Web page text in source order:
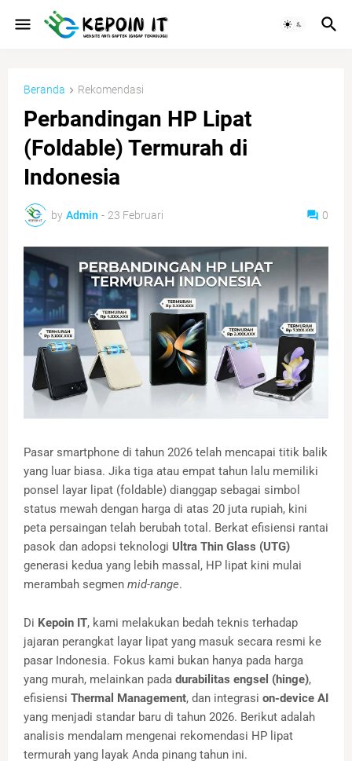
Beranda Rekomendasi
Perbandingan HP Lipat
(Foldable) Termurah di
Indonesia
by Admin - 23 Februari 0
Pasar smartphone di tahun 2026 telah mencapai titik balik
yang luar biasa. Jika tiga atau empat tahun lalu memiliki
ponsel layar lipat (foldable) dianggap sebagai simbol
status mewah dengan harga di atas 20 juta rupiah, kini
peta persaingan telah berubah total. Berkat efisiensi rantai
pasok dan adopsi teknologi Ultra Thin Glass (UTG)
generasi kedua yang lebih massal, HP lipat kini mulai
merambah segmen mid-range.
Di Kepoin IT, kami melakukan bedah teknis terhadap
jajaran perangkat layar lipat yang masuk secara resmi ke
pasar Indonesia. Fokus kami bukan hanya pada harga
yang murah, melainkan pada durabilitas engsel (hinge),
efisiensi Thermal Management, dan integrasi on-device AI
yang menjadi standar baru di tahun 2026. Berikut adalah
analisis mendalam mengenai rekomendasi HP lipat
termurah yang layak Anda pinang tahun ini.